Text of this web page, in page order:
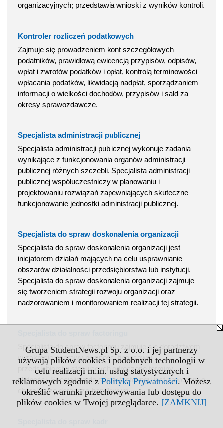
Grupa StudentNews.pl Sp. z o.o. i jej partnerzy
używają plików cookies i podobnych technologii w
celu realizacji m.in. usług statystycznych i
reklamowych zgodnie z Polityką Prywatności. Możesz
określić warunki przechowywania lub dostępu do
plików cookies w Twojej przeglądarce. [ZAMKNIJ]
organizacyjnych; przedstawia wnioski z wyników kontroli.
Kontroler rozliczeń podatkowych
Zajmuje się prowadzeniem kont szczegółowych
podatników, prawidłową ewidencją przypisów, odpisów,
wpłat i zwrotów podatków i opłat, kontrolą terminowości
wpłacania podatków, likwidacją nadpłat, sporządzaniem
informacji o wielkości dochodów, przypisów i sald za
okresy sprawozdawcze.
Specjalista administracji publicznej
Specjalista administracji publicznej wykonuje zadania
wynikające z funkcjonowania organów administracji
publicznej różnych szczebli. Specjalista administracji
publicznej współuczestniczy w planowaniu i
projektowaniu rozwiązań zapewniających skuteczne
funkcjonowanie jednostki administracji publicznej.
Specjalista do spraw doskonalenia organizacji
Specjalista do spraw doskonalenia organizacji jest
inicjatorem działań mających na celu usprawnianie
obszarów działalności przedsiębiorstwa lub instytucji.
Specjalista do spraw doskonalenia organizacji zajmuje
się tworzeniem strategii rozwoju organizacji oraz
nadzorowaniem i monitorowaniem realizacji tej strategii.
Specjalista do spraw factoringu zajmuje się doradztwem
w zakresie poprawy płynności finansowej
przedsiębiorstw stosujących odroczone terminy
płatności. Specjalista do spraw factoringu jest zawodem o
charakterze doradczo-handlowym.